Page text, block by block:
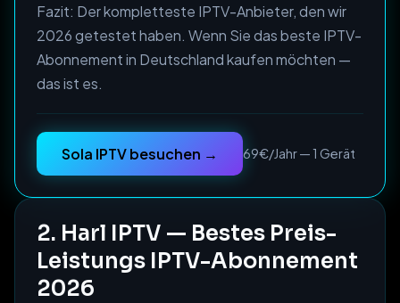
Fazit: Der kompletteste IPTV-Anbieter, den wir
2026 getestet haben. Wenn Sie das beste IPTV-
Abonnement in Deutschland kaufen möchten —
das ist es.
Sola IPTV besuchen → 69€/Jahr — 1 Gerät
2. Harl IPTV — Bestes Preis-
Leistungs IPTV-Abonnement
2026